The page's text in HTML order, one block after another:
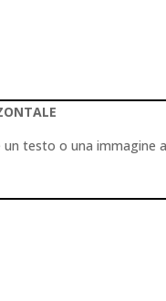
testo o una immagine